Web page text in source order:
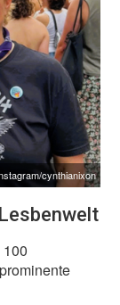
cynthianixon